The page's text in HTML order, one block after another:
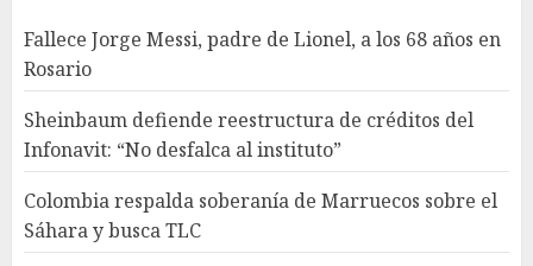
Fallece Jorge Messi, padre de Lionel, a los 68 años en
Rosario
Sheinbaum defiende reestructura de créditos del
Infonavit: “No desfalca al instituto”
Colombia respalda soberanía de Marruecos sobre el
Sáhara y busca TLC
4
Detienen a ‘El Pony’ con fusil
M4, drogas y arsenal en
Melanie Martinez se presenta